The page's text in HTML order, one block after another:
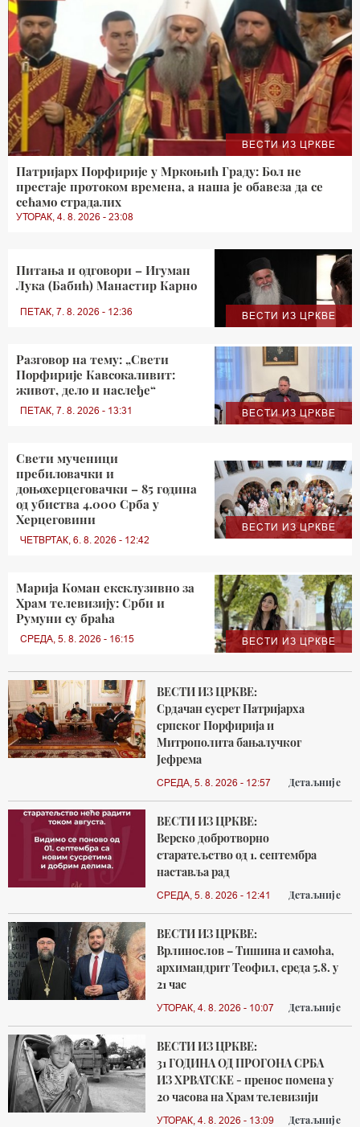
ВЕСТИ ИЗ ЦРКВЕ
Патријарх Порфирије у Мркоњић Граду: Бол не
престаје протоком времена, а наша је обавеза да се
сећамо страдалих
УТОРАК, 4. 8. 2026 - 23:08
ВЕСТИ ИЗ ЦРКВЕ
Питања и одговори – Игуман
Лука (Бабић) Манастир Карно
ПЕТАК, 7. 8. 2026 - 12:36
ВЕСТИ ИЗ ЦРКВЕ
Разговор на тему: „Свети
Порфирије Кавсокаливит:
живот, дело и наслеђе“
ПЕТАК, 7. 8. 2026 - 13:31
ВЕСТИ ИЗ ЦРКВЕ
Свети мученици
пребиловачки и
доњохерцеговачки – 85 година
од убиства 4.000 Срба у
Херцеговини
ЧЕТВРТАК, 6. 8. 2026 - 12:42
ВЕСТИ ИЗ ЦРКВЕ
Марија Коман ексклузивно за
Храм телевизију: Срби и
Румуни су браћа
СРЕДА, 5. 8. 2026 - 16:15
ВЕСТИ ИЗ ЦРКВЕ:
Срдачан сусрет Патријарха
српског Порфирија и
Митрополита бањалучког
Јефрема
СРЕДА, 5. 8. 2026 - 12:57 Детаљније
ВЕСТИ ИЗ ЦРКВЕ:
Верско добротворно
старатељство од 1. септембра
наставља рад
СРЕДА, 5. 8. 2026 - 12:41 Детаљније
ВЕСТИ ИЗ ЦРКВЕ:
Врлинослов – Тишина и самоћа,
архимандрит Теофил, среда 5.8. у
21 час
УТОРАК, 4. 8. 2026 - 10:07 Детаљније
ВЕСТИ ИЗ ЦРКВЕ:
31 ГОДИНА ОД ПРОГОНА СРБА
ИЗ ХРВАТСКЕ - пренос помена у
20 часова на Храм телевизији
УТОРАК, 4. 8. 2026 - 13:09 Детаљније